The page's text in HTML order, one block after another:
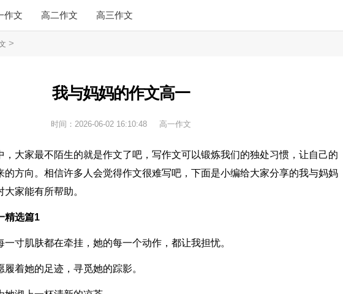
作文 高二作文 高三作文
>
我与妈妈的作文高一
时间： 2026-06-02 16:10:48 高一作文
，大家最不陌生的就是作文了吧，写作文可以锻炼我们的独处习惯，让自己的
的方向。相信许多人会觉得作文很难写吧，下面是小编给大家分享的我与妈妈
家能有所帮助。
精选篇1
寸肌肤都在牵挂，她的每一个动作，都让我担忧。
着她的足迹，寻觅她的踪影。